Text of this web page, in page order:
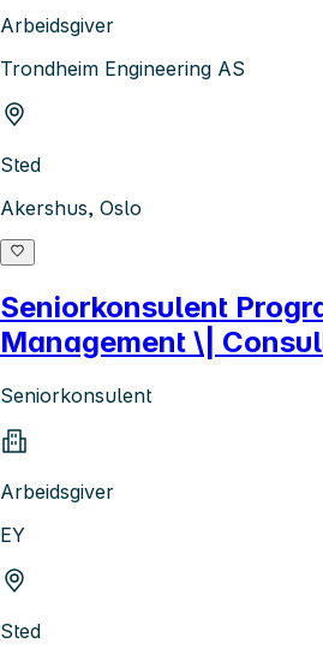
Arbeidsgiver
Trondheim Engineering AS
Sted
Akershus, Oslo
Seniorkonsulent
Management \|
Seniorkonsulent
Arbeidsgiver
EY
Sted